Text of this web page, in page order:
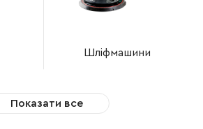
Шліфмашини
Показати все